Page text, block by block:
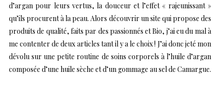
d’argan pour leurs vertus, la douceur et l’effet « rajeunissant »
qu’ils procurent à la peau. Alors découvrir un site qui propose des
produits de qualité, faits par des passionnés et Bio, j’ai eu du mal à
me contenter de deux articles tant il y a le choix ! J’ai donc jeté mon
dévolu sur une petite routine de soins corporels à l’huile d’argan
composée d’une huile sèche et d’un gommage au sel de Camargue.